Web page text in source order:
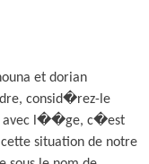
et dorian
consid�rez-le
avec l��ge, c�est
situation de notre